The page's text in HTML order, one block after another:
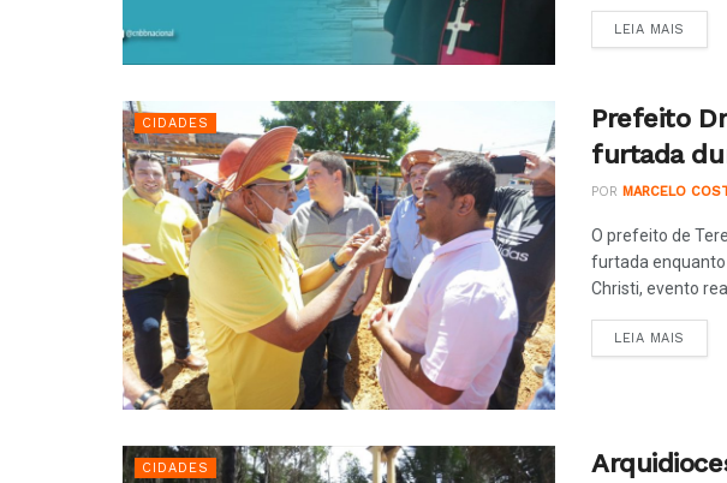
LEIA MAIS
CIDADES
Prefeito
furtada
POR MARCELO
O prefeito de
furtada enquanto
Christi, evento
LEIA MAIS
CIDADES